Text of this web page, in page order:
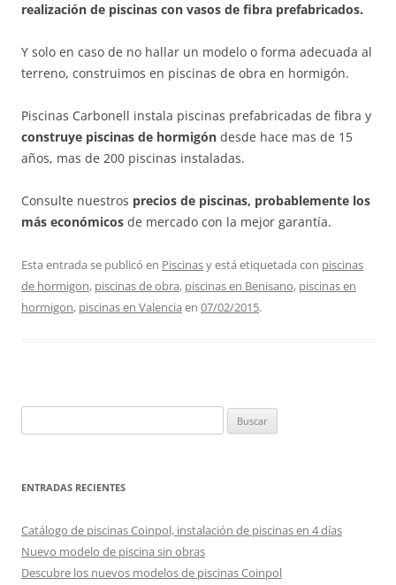
realización de piscinas con vasos de fibra prefabricados.
Y solo en caso de no hallar un modelo o forma adecuada al
terreno, construimos en piscinas de obra en hormigón.
Piscinas Carbonell instala piscinas prefabricadas de fibra y
construye piscinas de hormigón desde hace mas de 15
años, mas de 200 piscinas instaladas.
Consulte nuestros precios de piscinas, probablemente los
más económicos de mercado con la mejor garantía.
Esta entrada se publicó en Piscinasy está etiquetada con piscinas
de hormigon, piscinas de obra, piscinas en Benisano, piscinas en
hormigon, piscinas en Valencia en 07/02/2015.
ENTRADAS RECIENTES
Catálogo de piscinas Coinpol, instalación de piscinas en 4 días
Nuevo modelo de piscina sin obras
Descubre los nuevos modelos de piscinas Coinpol